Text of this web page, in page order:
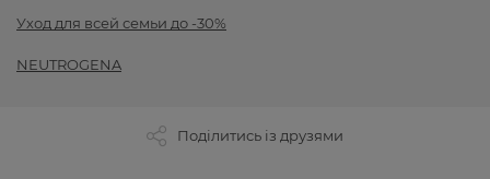
Уход для всей семьи до -30%
NEUTROGENA
Поділитись із друзями